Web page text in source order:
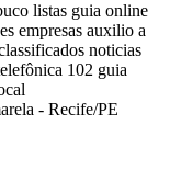
listas guia online
empresas auxilio a
noticias
102 guia
- Recife/PE